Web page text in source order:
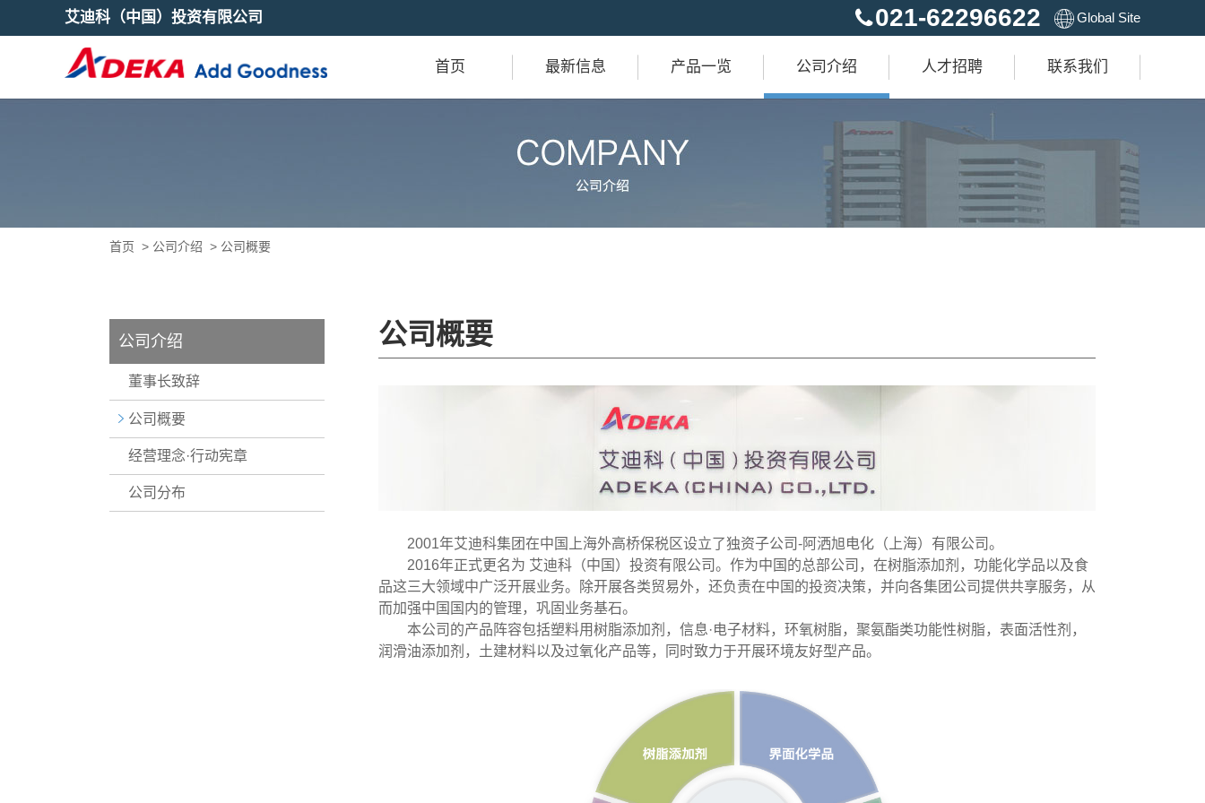
艾迪科（中国）投资有限公司 021-62296622 Global Site
首页 最新信息 产品一览 公司介绍 人才招聘 联系我们
首页 > 公司介绍 > 公司概要
公司介绍
董事长致辞
公司概要
经营理念·行动宪章
公司分布
公司概要
2001年艾迪科集团在中国上海外高桥保税区设立了独资子公司-阿洒旭电化（上海）有限公司。
2016年正式更名为 艾迪科（中国）投资有限公司。作为中国的总部公司，在树脂添加剂，功能化学品以及食
品这三大领域中广泛开展业务。除开展各类贸易外，还负责在中国的投资决策，并向各集团公司提供共享服务，从
而加强中国国内的管理，巩固业务基石。
本公司的产品阵容包括塑料用树脂添加剂，信息·电子材料，环氧树脂，聚氨酯类功能性树脂，表面活性剂，
润滑油添加剂，土建材料以及过氧化产品等，同时致力于开展环境友好型产品。